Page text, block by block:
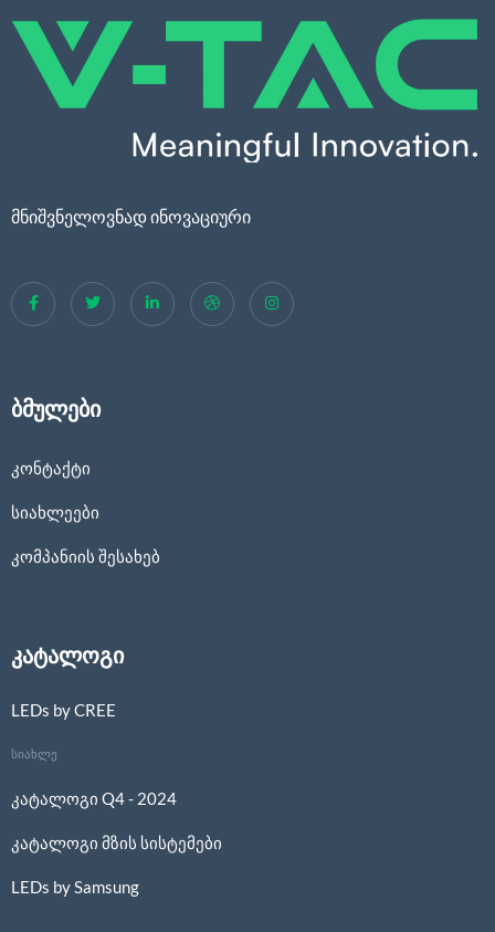
მნიშვნელოვნად ინოვაციური
ბმულები
კონტაქტი
სიახლეები
კომპანიის შესახებ
კატალოგი
LEDs by CREE
სიახლე
კატალოგი Q4 - 2024
კატალოგი მზის სისტემები
LEDs by Samsung